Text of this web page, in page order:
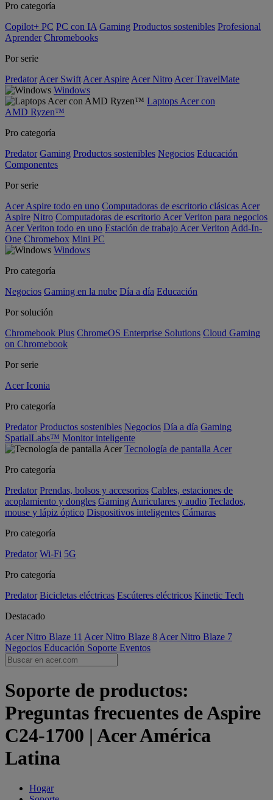
Pro categoría
Copilot+ PC PC con IA Gaming Productos sostenibles Profesional
Aprender Chromebooks
Por serie
Predator Acer Swift Acer Aspire Acer Nitro Acer TravelMate
Windows
Laptops Acer con
AMD Ryzen™
Pro categoría
Predator Gaming Productos sostenibles Negocios Educación
Componentes
Por serie
Acer Aspire todo en uno Computadoras de escritorio clásicas Acer
Aspire Nitro Computadoras de escritorio Acer Veriton para negocios
Acer Veriton todo en uno Estación de trabajo Acer Veriton Add-In-
One Chromebox Mini PC
Windows
Pro categoría
Negocios Gaming en la nube Día a día Educación
Por solución
Chromebook Plus ChromeOS Enterprise Solutions Cloud Gaming
on Chromebook
Por serie
Acer Iconia
Pro categoría
Predator Productos sostenibles Negocios Día a día Gaming
SpatialLabs™ Monitor inteligente
Tecnología de pantalla Acer
Pro categoría
Predator Prendas, bolsos y accesorios Cables, estaciones de
acoplamiento y dongles Gaming Auriculares y audio Teclados,
mouse y lápiz óptico Dispositivos inteligentes Cámaras
Pro categoría
Predator Wi-Fi 5G
Pro categoría
Predator Bicicletas eléctricas Escúteres eléctricos Kinetic Tech
Destacado
Acer Nitro Blaze 11 Acer Nitro Blaze 8 Acer Nitro Blaze 7
Negocios Educación Soporte Eventos
Soporte de productos:
Preguntas frecuentes de Aspire
C24-1700 | Acer América
Latina
Hogar